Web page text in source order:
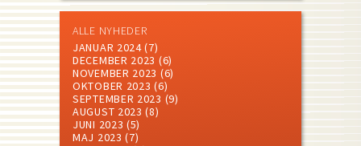
ALLE NYHEDER
JANUAR 2024(7)
DECEMBER 2023 (6)
NOVEMBER 2023 (6)
OKTOBER 2023 (6)
SEPTEMBER 2023 (9)
AUGUST 2023 (8)
JUNI 2023 (5)
MAJ 2023 (7)